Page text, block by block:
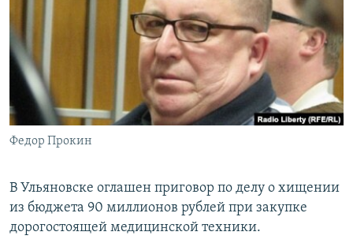
РАСПИСАНИЕ ВЕЩАНИЯ
ПОДПИШИТЕСЬ НА РАССЫЛКУ
СОЦИАЛЬНЫЕ СЕТИ
Все сайты РСЕ/РС
Федор Прокин
В Ульяновске оглашен приговор по делу о хищении
из бюджета 90 миллионов рублей при закупке
дорогостоящей медицинской техники.